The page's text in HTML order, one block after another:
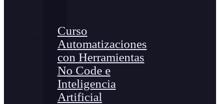
Curso
Automatizaciones
con Herramientas
No Code e
Inteligencia
Artificial